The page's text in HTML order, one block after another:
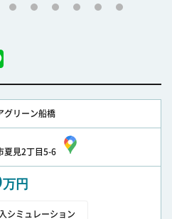
グリーン船橋
夏見2丁目5-6
万円
シミュレーション